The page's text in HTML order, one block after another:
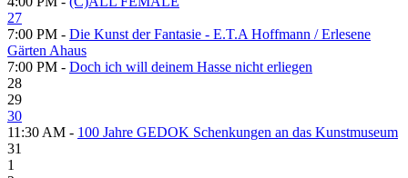
27
7:00 PM - Die Kunst der Fantasie - E.T.A Hoffmann / Erlesene
Gärten Ahaus
7:00 PM - Doch ich will deinem Hasse nicht erliegen
28
29
30
11:30 AM - 100 Jahre GEDOK Schenkungen an das Kunstmuseum
31
1